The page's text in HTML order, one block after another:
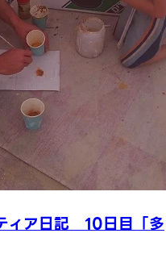
ィア日記 10日目「多